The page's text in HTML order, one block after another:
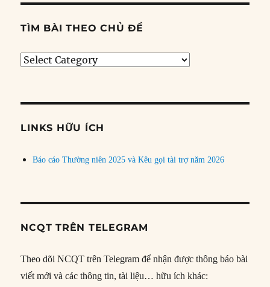
TÌM BÀI THEO CHỦ ĐỀ
Tìm
đề
LINKS HỮU ÍCH
Báo cáo Thường niên 2025 và Kêu gọi tài trợ năm 2026
NCQT TRÊN TELEGRAM
Theo dõi NCQT trên Telegram để nhận được thông báo bài
viết mới và các thông tin, tài liệu… hữu ích khác: